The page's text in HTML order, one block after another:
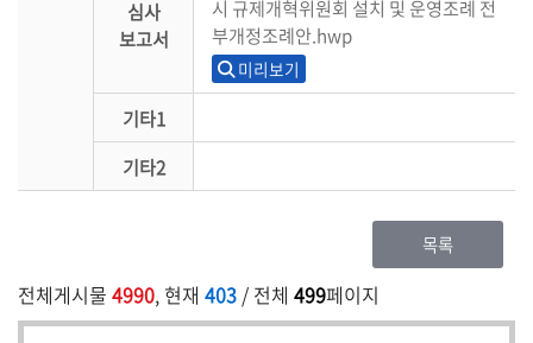
심사
보고서
시 규제개혁위원회 설치 및 운영조례 전
부개정조례안.hwp
미리보기
기타1
기타2
목록
전체게시물 4990, 현재 403 / 전체 499페이지